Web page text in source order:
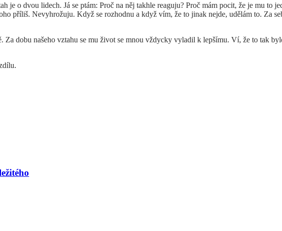
je o dvou lidech. Já se ptám: Proč na něj takhle reaguju? Proč mám pocit, že je mu to
příliš. Nevyhrožuju. Když se rozhodnu a když vím, že to jinak nejde, udělám to. Za
dobu našeho vztahu se mu život se mnou vždycky vyladil k lepšímu. Ví, že to tak